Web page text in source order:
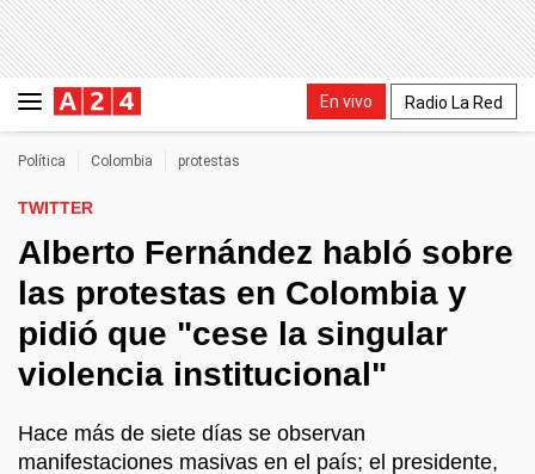
En vivo Radio La Red
Política Colombia protestas
TWITTER
Alberto Fernández habló sobre
las protestas en Colombia y
pidió que "cese la singular
violencia institucional"
Hace más de siete días se observan
manifestaciones masivas en el país; el presidente,